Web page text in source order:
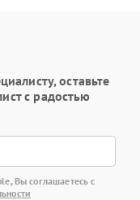
оставьте
с радостью
Вы соглашаетесь с